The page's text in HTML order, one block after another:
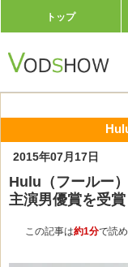
トップ
2015年07月17日
Hulu（フールー
主演男優賞を受
この記事は約1分で読め